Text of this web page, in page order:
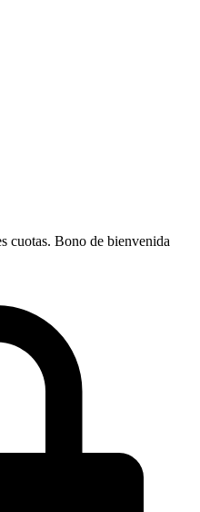
cuotas. Bono de bienvenida